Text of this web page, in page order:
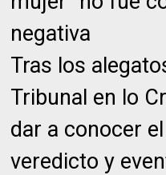
negativa
Tras los
Tribunal en lo
dar a conocer
veredicto y